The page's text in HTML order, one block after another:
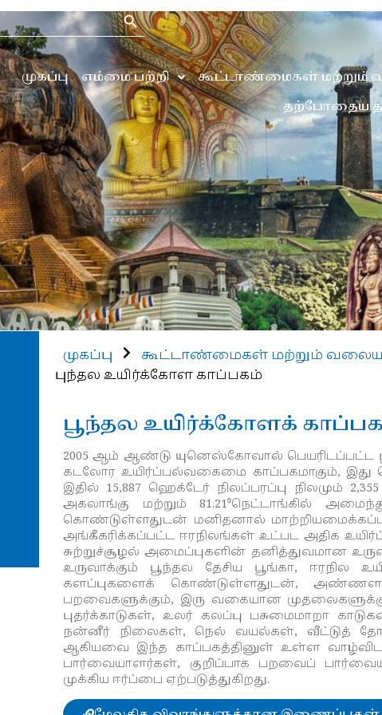
Search Button
முகப்பு எம்மை பற்றி கூட்டாண்மைகள் மற்றும்
தற்போதைய
முகப்பு கூட்டாண்மைகள் மற்றும்
புந்தல உயிர்க்கோள காப்பகம்
பூந்தல உயிர்க்கோளக்
2005 ஆம் ஆண்டு யுனெஸ்கோவால் பெயரிடப்பட்ட
கடலோர உயிர்ப்பல்வகைமை காப்பகமாகும்,
இதில் 15,887 ஹெக்டேர் நிலப்பரப்பு நிலமும்
அகலாங்கு மற்றும் 81.21⁰நெட்டாங்கில்
கொண்டுள்ளதுடன் மனிதனால்
அங்கீகரிக்கப்பட்ட ஈரநிலங்கள் உட்பட அதிக
சுற்றுச்சூழல் அமைப்புகளின் தனித்துவமான
உருவாக்கும் பூந்தல தேசிய பூங்கா,
களப்புகளைக் கொண்டுள்ளதுடன்,
பறவைகளுக்கும், இரு வகையான
புதர்க்காடுகள், உலர் கலப்பு பசுமைமாறா
நன்னீர் நிலைகள், நெல் வயல்கள், வீட்டுத்
ஆகியவை இந்த காப்பகத்தினுள் உள்ள
பார்வையாளர்கள், குறிப்பாக பறவைப்
முக்கிய ஈர்ப்பை ஏற்படுத்துகிறது.